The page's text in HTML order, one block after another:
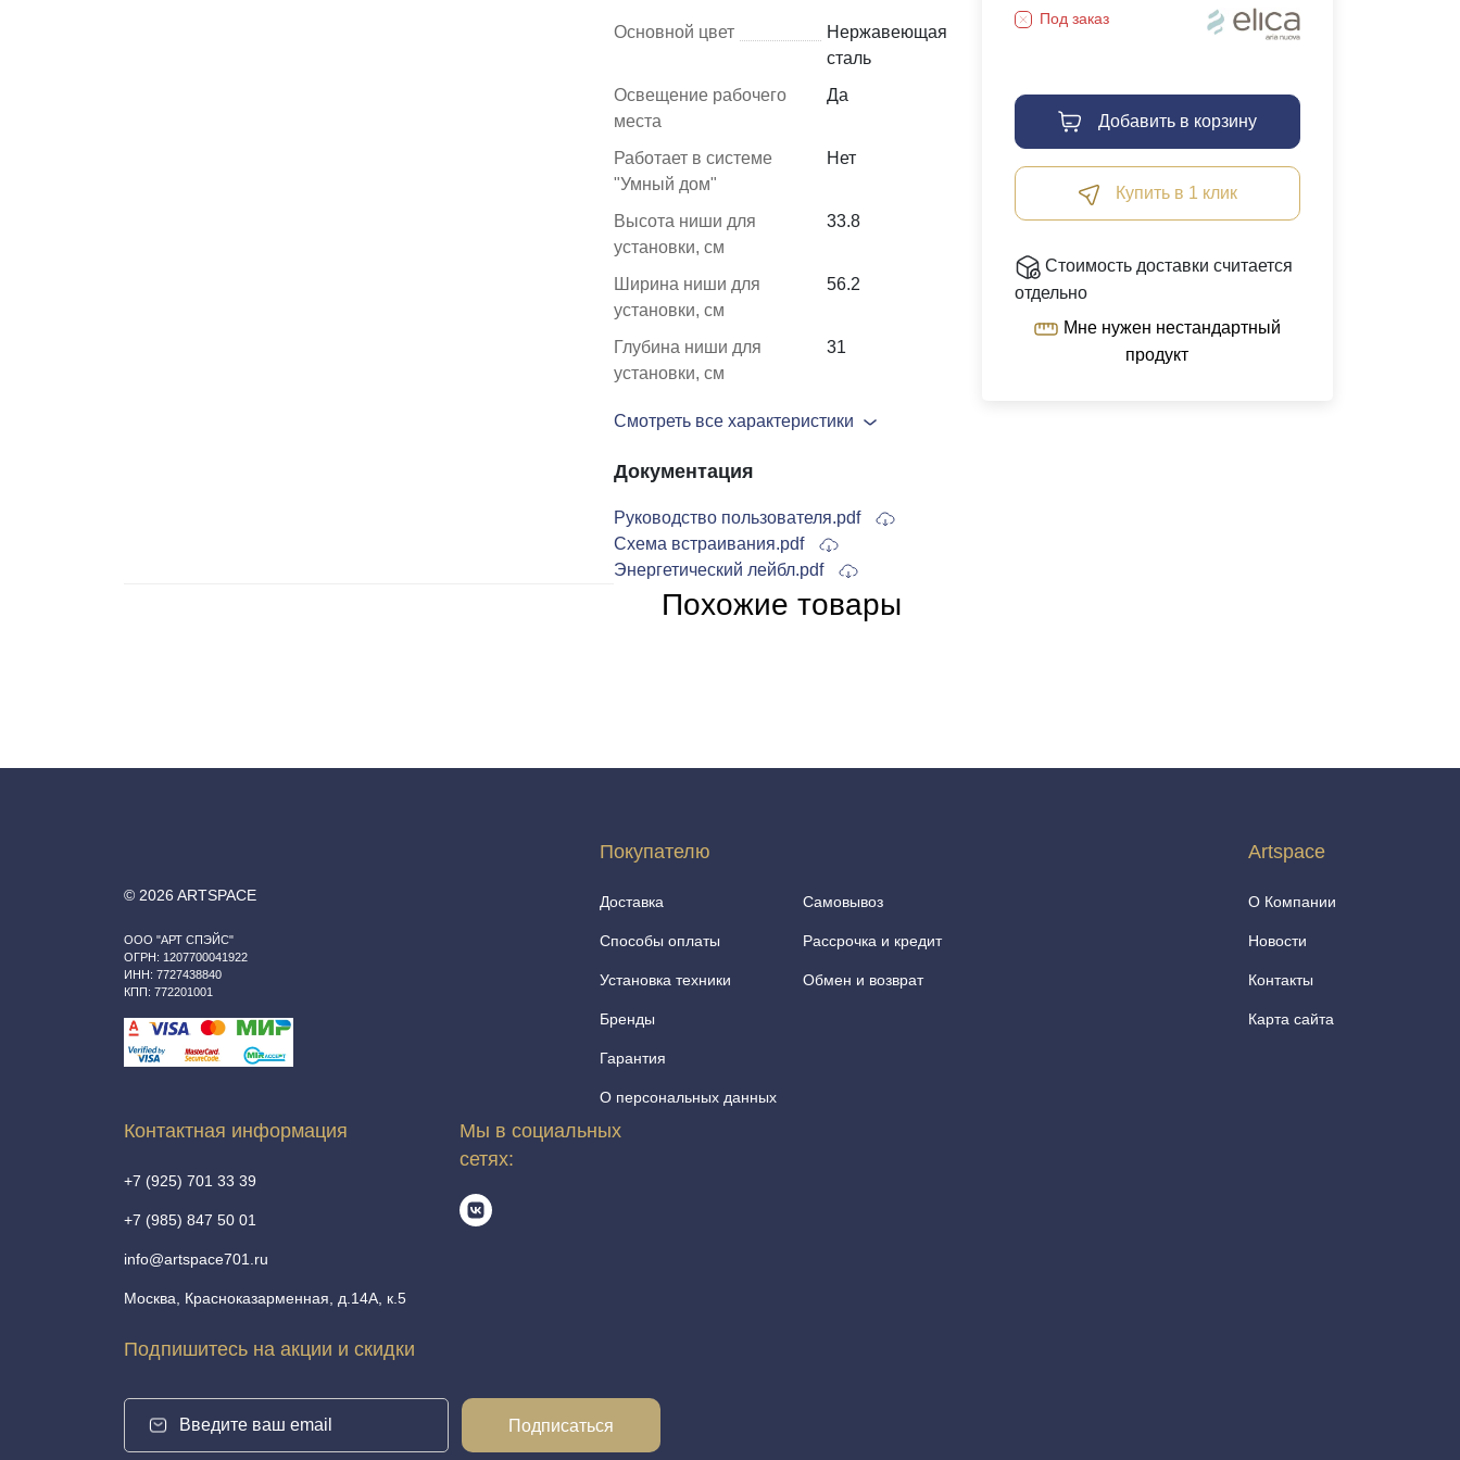
стеллажи
Шкафы
гостиной
Основной цвет
Нержавеющая
сталь
Освещение рабочего
места
Да
Работает в системе
"Умный дом"
Нет
Высота ниши для
установки, см
33.8
Ширина ниши для
установки, см
56.2
Глубина ниши для
установки, см
31
Смотреть все характеристики
Документация
Руководство пользователя.pdf
Схема встраивания.pdf
Энергетический лейбл.pdf
Под заказ
Добавить в корзину
Купить в 1 клик
Стоимость доставки считается
отдельно
продукт
Похожие товары
© 2026 ARTSPACE
ООО "АРТ СПЭЙС"
ОГРН: 1207700041922
ИНН: 7727438840
КПП: 772201001
Покупателю
Доставка
Способы оплаты
Установка техники
Бренды
Гарантия
О персональных данных
Самовывоз
Рассрочка и кредит
Обмен и возврат
Artspace
О Компании
Новости
Контакты
Карта сайта
Контактная информация
+7 (925) 701 33 39
+7 (985) 847 50 01
info@artspace701.ru
Москва, Красноказарменная, д.14А, к.5
Мы в социальных
сетях:
Подпишитесь на акции и скидки
Подписаться